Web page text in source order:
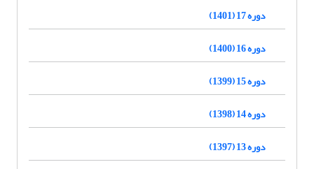
دوره 17 (1401)
دوره 16 (1400)
دوره 15 (1399)
دوره 14 (1398)
دوره 13 (1397)